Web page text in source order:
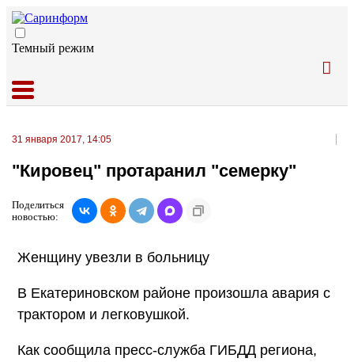
Темный режим
31 января 2017, 14:05
"Кировец" протаранил "семерку"
Поделиться
новостью:
Женщину увезли в больницу
В Екатериновском районе произошла авария с
трактором и легковушкой.
Как сообщила пресс-служба ГИБДД региона,